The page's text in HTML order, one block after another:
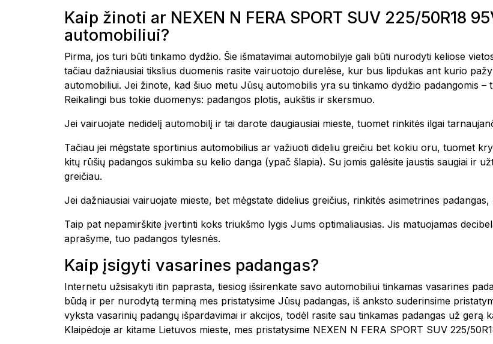
Kaip žinoti ar NEXEN N FERA SPORT SUV 225/50R18
automobiliui?
Pirma, jos turi būti tinkamo dydžio. Šie išmatavimai automobilyje gali būti nurodyti keliose
tačiau dažniausiai tikslius duomenis rasite vairuotojo durelėse, kur bus lipdukas ant kurio
automobiliui. Jei žinote, kad šiuo metu Jūsų automobilis yra su tinkamo dydžio padangomis –
Reikalingi bus tokie duomenys: padangos plotis, aukštis ir skersmuo.
Jei vairuojate nedidelį automobilį ir tai darote daugiausiai mieste, tuomet rinkitės ilgai
Tačiau jei mėgstate sportinius automobilius ar važiuoti dideliu greičiu bet kokiu oru, tuomet
kitų rūšių padangos sukimba su kelio danga (ypač šlapia). Su jomis galėsite jaustis saugiai ir
greičiau.
Jei dažniausiai vairuojate mieste, bet mėgstate didelius greičius, rinkitės asimetrines
Taip pat nepamirškite įvertinti koks triukšmo lygis Jums optimaliausias. Jis matuojamas
aprašyme, tuo padangos tylesnės.
Kaip įsigyti vasarines padangas?
Internetu užsisakyti itin paprasta, tiesiog išsirenkate savo automobiliui tinkamas vasarines
būdą ir per nurodytą terminą mes pristatysime Jūsų padangas, iš anksto suderinsime
vyksta vasarinių padangų išpardavimai ir akcijos, todėl rasite sau tinkamas padangas už
Klaipėdoje ar kitame Lietuvos mieste, mes pristatysime NEXEN N FERA SPORT SUV 225/